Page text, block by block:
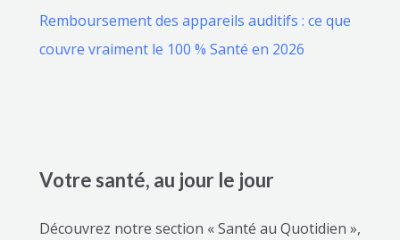
Remboursement des appareils auditifs : ce que
couvre vraiment le 100 % Santé en 2026
Votre santé, au jour le jour
Découvrez notre section « Santé au Quotidien »,